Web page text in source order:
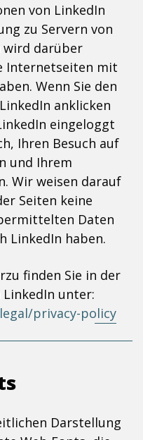
von LinkedIn
zu Servern von
wird darüber
Internetseiten mit
Wenn Sie den
anklicken
eingeloggt
Ihren Besuch auf
und Ihrem
Wir weisen darauf
Seiten keine
Daten
LinkedIn haben.
finden Sie in der
unter:
privacy-policy
Darstellung